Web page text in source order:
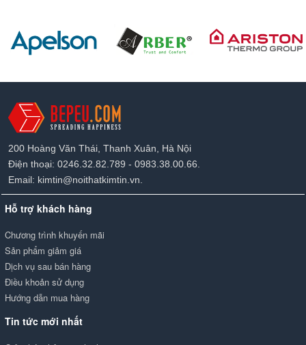
200 Hoàng Văn Thái, Thanh Xuân, Hà Nội
Điện thoại: 0246.32.82.789 - 0983.38.00.66.
Email: kimtin@noithatkimtin.vn.
Hỗ trợ khách hàng
Chương trình khuyến mãi
Sản phẩm giảm giá
Dịch vụ sau bán hàng
Điều khoản sử dụng
Hướng dẫn mua hàng
Tin tức mới nhất